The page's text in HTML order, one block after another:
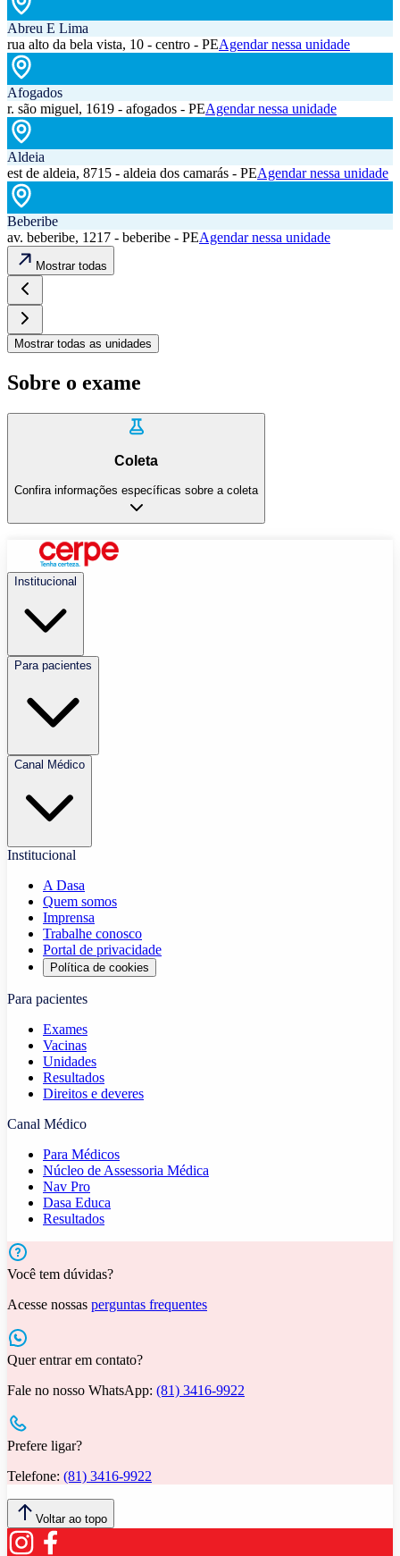
Abreu E Lima
rua alto da bela vista, 10 - centro - PEAgendar nessa unidade
Afogados
r. são miguel, 1619 - afogados - PEAgendar nessa unidade
Aldeia
est de aldeia, 8715 - aldeia dos camarás - PEAgendar nessa unidade
Beberibe
av. beberibe, 1217 - beberibe - PEAgendar nessa unidade
Mostrar todas
Mostrar todas as unidades
Sobre o exame
Coleta
Confira informações específicas sobre a coleta
Institucional
Para pacientes
Canal Médico
Institucional
A Dasa
Quem somos
Imprensa
Trabalhe conosco
Portal de privacidade
Política de cookies
Para pacientes
Exames
Vacinas
Unidades
Resultados
Direitos e deveres
Canal Médico
Para Médicos
Núcleo de Assessoria Médica
Nav Pro
Dasa Educa
Resultados
Você tem dúvidas?
Acesse nossas perguntas frequentes
Quer entrar em contato?
Fale no nosso WhatsApp: (81) 3416-9922
Prefere ligar?
Telefone: (81) 3416-9922
Voltar ao topo